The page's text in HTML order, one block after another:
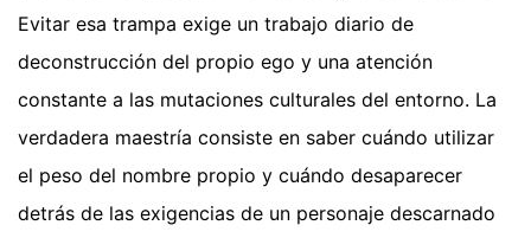
Evitar esa trampa exige un trabajo diario de
deconstrucción del propio ego y una atención
constante a las mutaciones culturales del entorno. La
verdadera maestría consiste en saber cuándo utilizar
el peso del nombre propio y cuándo desaparecer
detrás de las exigencias de un personaje descarnado